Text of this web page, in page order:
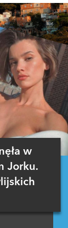
w
Jorku.